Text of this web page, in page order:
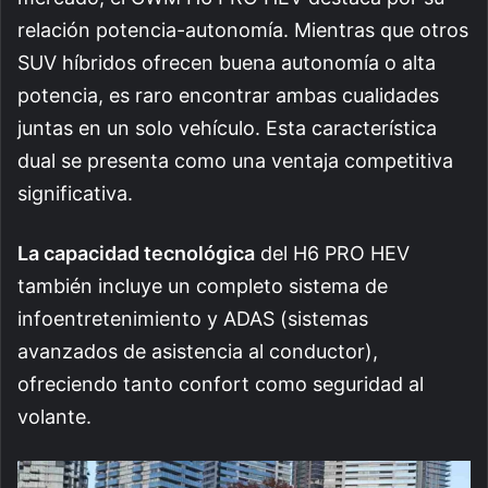
relación potencia-autonomía. Mientras que otros
SUV híbridos ofrecen buena autonomía o alta
potencia, es raro encontrar ambas cualidades
juntas en un solo vehículo. Esta característica
dual se presenta como una ventaja competitiva
significativa.
La capacidad tecnológica del H6 PRO HEV
también incluye un completo sistema de
infoentretenimiento y ADAS (sistemas
avanzados de asistencia al conductor),
ofreciendo tanto confort como seguridad al
volante.